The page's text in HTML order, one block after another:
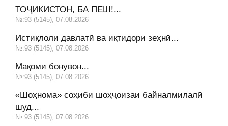
ТОҶИКИСТОН, БА ПЕШ!...
№:93 (5145), 07.08.2026
Истиқлоли давлатӣ ва иқтидори зеҳнӣ...
№:93 (5145), 07.08.2026
Мақоми бонувон...
№:93 (5145), 07.08.2026
«Шоҳнома» соҳиби шоҳҷоизаи байналмилалӣ
шуд...
№:93 (5145), 07.08.2026